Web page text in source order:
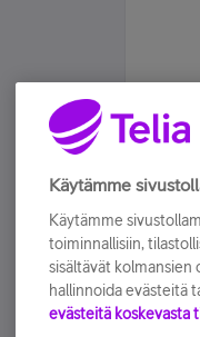
Käytämme
Käytämme
toiminnallisiin,
sisältävät kolmansien
hallinnoida evästeitä
evästeitä koskevasta